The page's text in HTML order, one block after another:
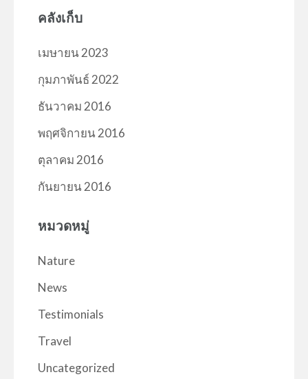
คลังเก็บ
เมษายน 2023
กุมภาพันธ์ 2022
ธันวาคม 2016
พฤศจิกายน 2016
ตุลาคม 2016
กันยายน 2016
หมวดหมู่
Nature
News
Testimonials
Travel
Uncategorized